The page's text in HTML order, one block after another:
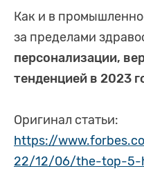
Как и в
за пределами
персонализации,
тенденцией в 2023
Оригинал статьи:
https://
22/12/06/the-top-5-